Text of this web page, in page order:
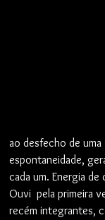
ao desfecho de
espontaneidade,
cada um. Energia
Ouvi  pela primeira
recém integrantes,